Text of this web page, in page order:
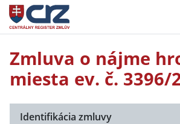
Zmluva o nájme
miesta ev. č. 3396/
Identifikácia zmluvy